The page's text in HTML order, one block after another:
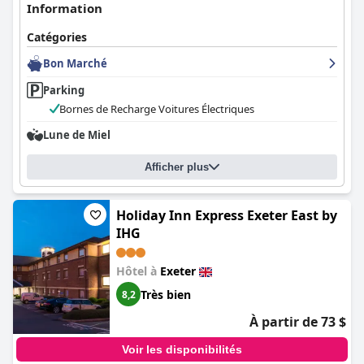
Information
Catégories
Bon Marché
Parking
Bornes de Recharge Voitures Électriques
Lune de Miel
Afficher plus
Holiday Inn Express Exeter East by
IHG
Hôtel à Exeter
8,2 Très bien
À partir de 73 $
Voir les disponibilités